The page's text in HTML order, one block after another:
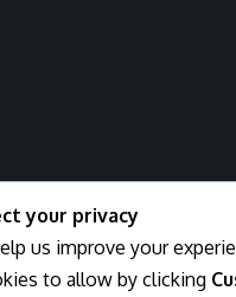
your privacy
us improve your
to allow by clicking